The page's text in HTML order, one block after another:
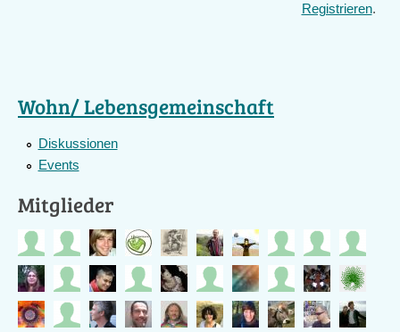
Registrieren.
Wohn/ Lebensgemeinschaft
Diskussionen
Events
Mitglieder